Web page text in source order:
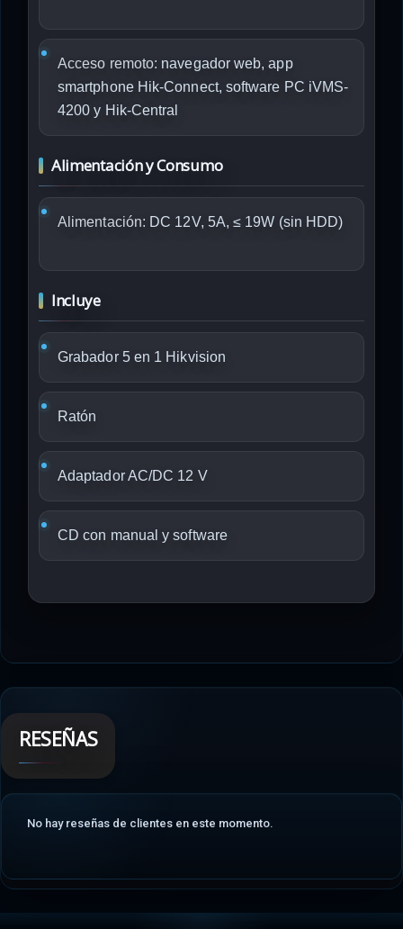
Acceso remoto: navegador web, app
smartphone Hik-Connect, software PC iVMS-
4200 y Hik-Central
Alimentación y Consumo
Alimentación: DC 12V, 5A, ≤ 19W (sin HDD)
Incluye
Grabador 5 en 1 Hikvision
Ratón
Adaptador AC/DC 12 V
CD con manual y software
RESEÑAS
No hay reseñas de clientes en este momento.